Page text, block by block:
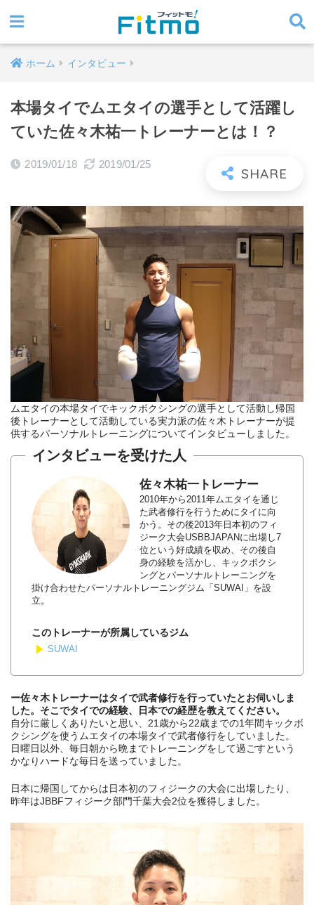
ホーム インタビュー
本場タイでムエタイの選手として活躍し
ていた佐々木祐一トレーナーとは！？
2019/01/18 2019/01/25
ムエタイの本場タイでキックボクシングの選手として活動し帰国
後トレーナーとして活動している実力派の佐々木トレーナーが提
供するパーソナルトレーニングについてインタビューしました。
インタビューを受けた人
佐々木祐一トレーナー
2010年から2011年ムエタイを通じ
た武者修行を行うためにタイに向
かう。その後2013年日本初のフィ
ジーク大会USBBJAPANに出場し7
位という好成績を収め、その後自
身の経験を活かし、キックボクシ
ングとパーソナルトレーニングを
掛け合わせたパーソナルトレーニングジム「SUWAI」を設
立。
このトレーナーが所属しているジム
SUWAI
ー佐々木トレーナーはタイで武者修行を行っていたとお伺いしま
した。そこでタイでの経験、日本での経歴を教えてください。
自分に厳しくありたいと思い、21歳から22歳までの1年間キックボ
クシングを使うムエタイの本場タイで武者修行をしていました。
日曜日以外、毎日朝から晩までトレーニングをして過ごすという
かなりハードな毎日を送っていました。
日本に帰国してからは日本初のフィジークの大会に出場したり、
昨年はJBBFフィジーク部門千葉大会2位を獲得しました。